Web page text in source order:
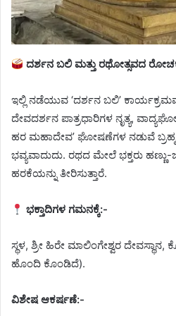
ದರ್ಶನ ಬಲಿ ಮತ್ತು ರಥೋತ್ಸವದ
ಇಲ್ಲಿ ನಡೆಯುವ ‘ದರ್ಶನ ಬಲಿ’
ದೇವದರ್ಶನ ಪಾತ್ರಧಾರಿಗಳ ನೃತ್ಯ,
ಹರ ಮಹಾದೇವ’ ಘೋಷಣೆಗಳ ನಡುವೆ
ಭವ್ಯವಾದುದು. ರಥದ ಮೇಲೆ ಭಕ್ತರು
ಹರಕೆಯನ್ನು ತೀರಿಸುತ್ತಾರೆ.
ಭಕ್ತಾದಿಗಳ ಗಮನಕ್ಕೆ:-
ಸ್ಥಳ, ಶ್ರೀ ಹಿರೇ ಮಾಲಿಂಗೇಶ್ವರ ದೇವಸ್ಥಾನ,
ಹೊಂದಿ ಕೊಂಡಿದೆ).
ವಿಶೇಷ ಆಕರ್ಷಣೆ:-